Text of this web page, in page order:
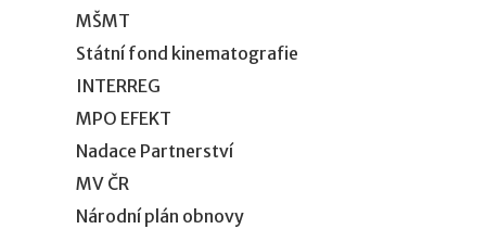
MŠMT
Státní fond kinematografie
INTERREG
MPO EFEKT
Nadace Partnerství
MV ČR
Národní plán obnovy